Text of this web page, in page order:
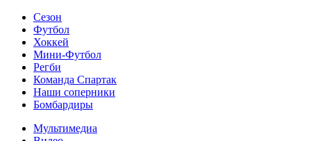
Сезон
Футбол
Хоккей
Мини-Футбол
Регби
Команда Спартак
Наши соперники
Бомбардиры
Мультимедиа